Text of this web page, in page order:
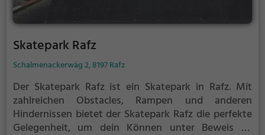
Skatepark Rafz
Schalmenackerwäg 2, 8197 Rafz
Der Skatepark Rafz ist ein Skatepark in Rafz. Mit
zahlreichen Obstacles, Rampen und anderen
Hindernissen bietet der Skatepark Rafz die perfekte
Gelegenheit, um dein Können unter Beweis zu